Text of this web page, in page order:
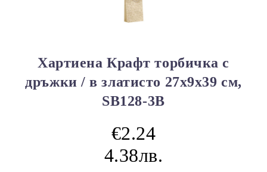
Хартиена Крафт торбичка с
дръжки / в златисто 27x9x39 см,
SB128-3B
€2.24
4.38лв.